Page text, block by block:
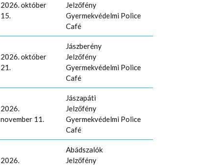
2026. október
15.
Jelzőfény
Gyermekvédelmi Police
Café
2026. október
21.
Jászberény
Jelzőfény
Gyermekvédelmi Police
Café
2026.
november 11.
Jászapáti
Jelzőfény
Gyermekvédelmi Police
Café
2026.
Abádszalók
Jelzőfény